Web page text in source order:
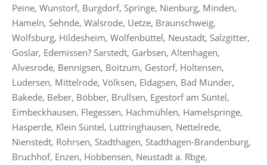
Peine, Wunstorf, Burgdorf, Springe, Nienburg, Minden,
Hameln, Sehnde, Walsrode, Uetze, Braunschweig,
Wolfsburg, Hildesheim, Wolfenbüttel, Neustadt, Salzgitter,
Goslar, Edemissen? Sarstedt, Garbsen, Altenhagen,
Alvesrode, Bennigsen, Boitzum, Gestorf, Holtensen,
Lüdersen, Mittelrode, Völksen, Eldagsen, Bad Münder,
Bakede, Beber, Böbber, Brullsen, Egestorf am Süntel,
Eimbeckhausen, Flegessen, Hachmühlen, Hamelspringe,
Hasperde, Klein Süntel, Luttringhausen, Nettelrede,
Nienstedt, Rohrsen, Stadthagen, Stadthagen-Brandenburg,
Bruchhof, Enzen, Hobbensen, Neustadt a. Rbge,